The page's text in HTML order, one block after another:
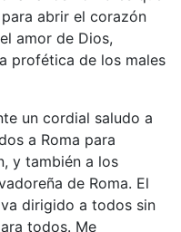
abrir el corazón
amor de Dios,
profética de los males
un cordial saludo a
a Roma para
y también a los
de Roma. El
dirigido a todos sin
todos. Me